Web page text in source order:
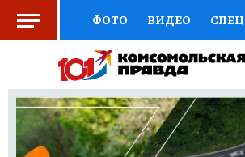
ФОТО ВИДЕО
СОЦПОДДЕРЖКА
ВЫБОР ЭКСПЕРТОВ
КНИЖНАЯ ПОЛКА